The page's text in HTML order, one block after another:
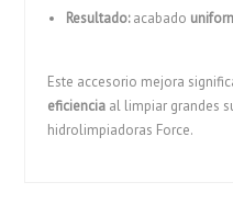
Resultado:acabado
Este accesorio mejora
eficiencia al limpiar grandes
hidrolimpiadoras Force.